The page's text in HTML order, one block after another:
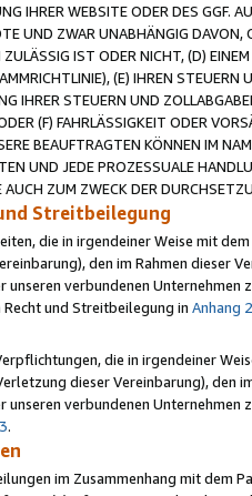
IHRER WEBSITE ODER DES GGF.
UND ZWAR UNABHÄNGIG
IST ODER NICHT, (D)
(E) IHREN
IHRER STEUERN UND
(F) FAHRLÄSSIGKEIT ODER
BEAUFTRAGTEN KÖNNEN IM
UND JEDE PROZESSUALE
AUCH ZUM ZWECK DER
Streitbeilegung
die in irgendeiner Weise mit
den im Rahmen dieser
unseren verbundenen
und Streitbeilegung in Anhang 2
die in irgendeiner
dieser Vereinbarung), den
unseren verbundenen
.
im Zusammenhang mit dem